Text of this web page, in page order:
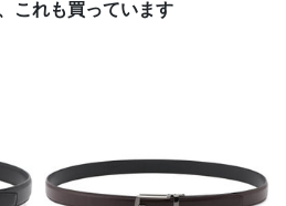
これも買っています